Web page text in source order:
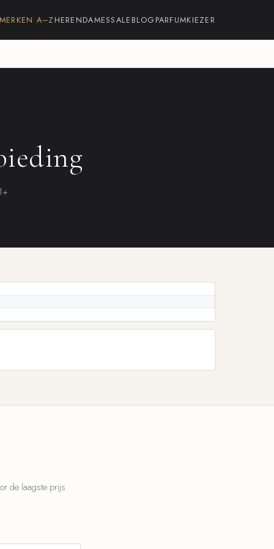
A–Z HERENDAMESSALE BLOG PARFUMKIEZER
de laagste prijs.